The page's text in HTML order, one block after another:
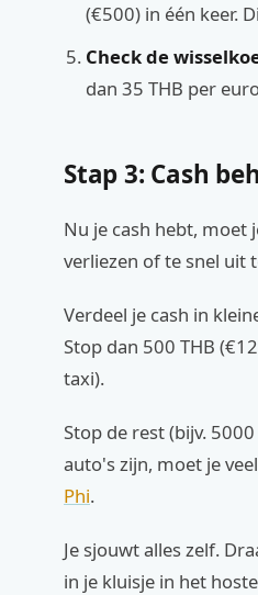
(€500) in één keer.
Check de
dan 35 THB per
Stap 3: Cash
Nu je cash hebt, moet
verliezen of te snel uit
Verdeel je cash in
Stop dan 500 THB
taxi).
Stop de rest (bijv.
auto's zijn, moet je
Phi.
Je sjouwt alles zelf.
in je kluisje in het